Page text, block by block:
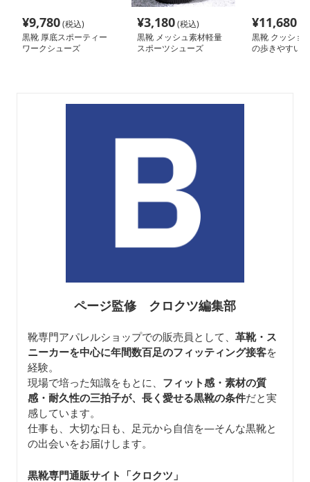
¥9,780(税込)
黒靴 厚底スポーティー
ワークシューズ
¥3,180(税込)
黒靴 メッシュ素材軽量
スポーツシューズ
¥11,680
黒靴 クッショ
の歩きやすい
ページ監修 クロクツ編集部
靴専門アパレルショップでの販売員として、 革靴・ス
ニーカーを中心に年間数百足のフィッティング接客を
経験。
現場で培った知識をもとに、 フィット感・素材の質
感・耐久性の三拍子が、長く愛せる黒靴の条件だと実
感しています。
仕事も、大切な日も、足元から自信を—そんな黒靴と
の出会いをお届けします。
黒靴専門通販サイト「クロクツ 」